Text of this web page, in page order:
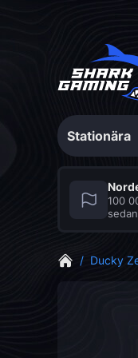
Stationära
Series
Bästa
priset
100
/ Ducky